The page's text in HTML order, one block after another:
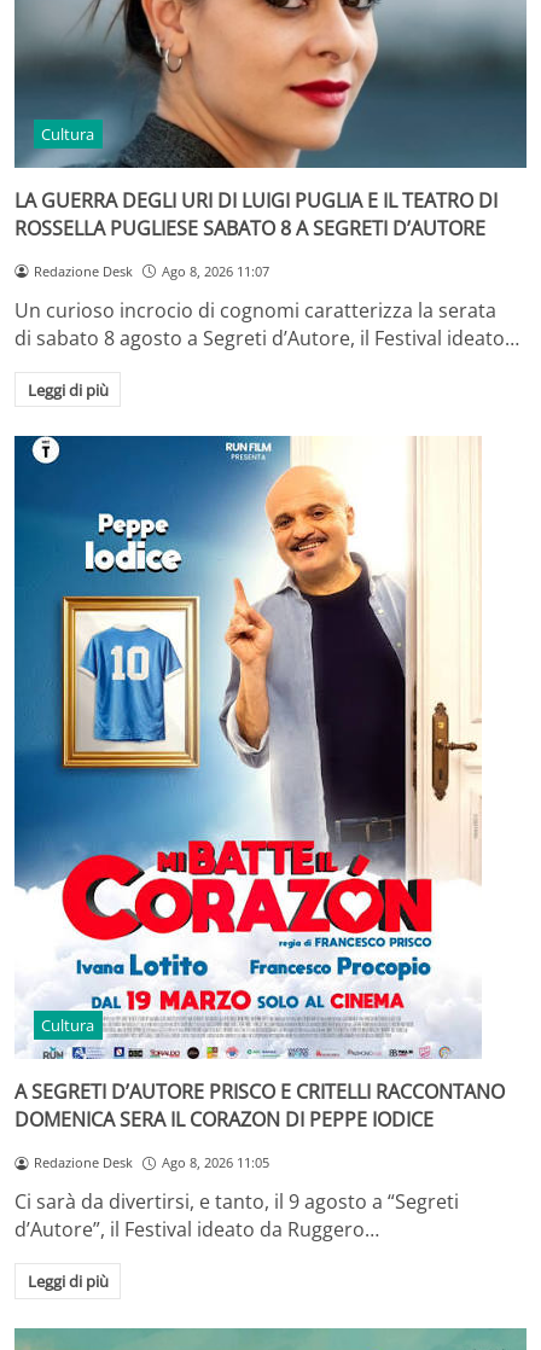
Cultura
LA GUERRA DEGLI URI DI LUIGI PUGLIA E IL TEATRO DI
ROSSELLA PUGLIESE SABATO 8 A SEGRETI D’AUTORE
Redazione Desk Ago 8, 2026 11:07
Un curioso incrocio di cognomi caratterizza la serata
di sabato 8 agosto a Segreti d’Autore, il Festival ideato…
Leggi di più
Cultura
A SEGRETI D’AUTORE PRISCO E CRITELLI RACCONTANO
DOMENICA SERA IL CORAZON DI PEPPE IODICE
Redazione Desk Ago 8, 2026 11:05
Ci sarà da divertirsi, e tanto, il 9 agosto a “Segreti
d’Autore”, il Festival ideato da Ruggero…
Leggi di più